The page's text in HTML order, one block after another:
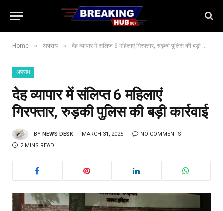
Home » अपराध » देह व्यापार में संलिप्त 6 महिलाएं गिरफ्तार, रुड़की पुलिस की बड़ी कार्रवाई
अपराध
देह व्यापार में संलिप्त 6 महिलाएं
गिरफ्तार, रुड़की पुलिस की बड़ी कार्रवाई
BY NEWS DESK MARCH 31, 2025
NO COMMENTS
2 MINS READ